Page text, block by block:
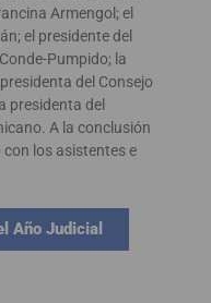
Armengol; el
el presidente del
Pumpido; la
del Consejo
presidenta del
A la conclusión
con los asistentes e
Año Judicial